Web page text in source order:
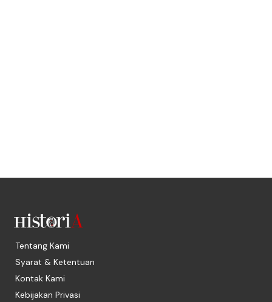
Tentang Kami
Syarat & Ketentuan
Kontak Kami
Kebijakan Privasi